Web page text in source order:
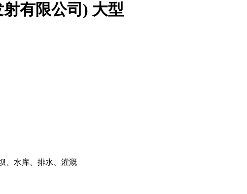
有限公司) 大型
、水库、排水、灌溉